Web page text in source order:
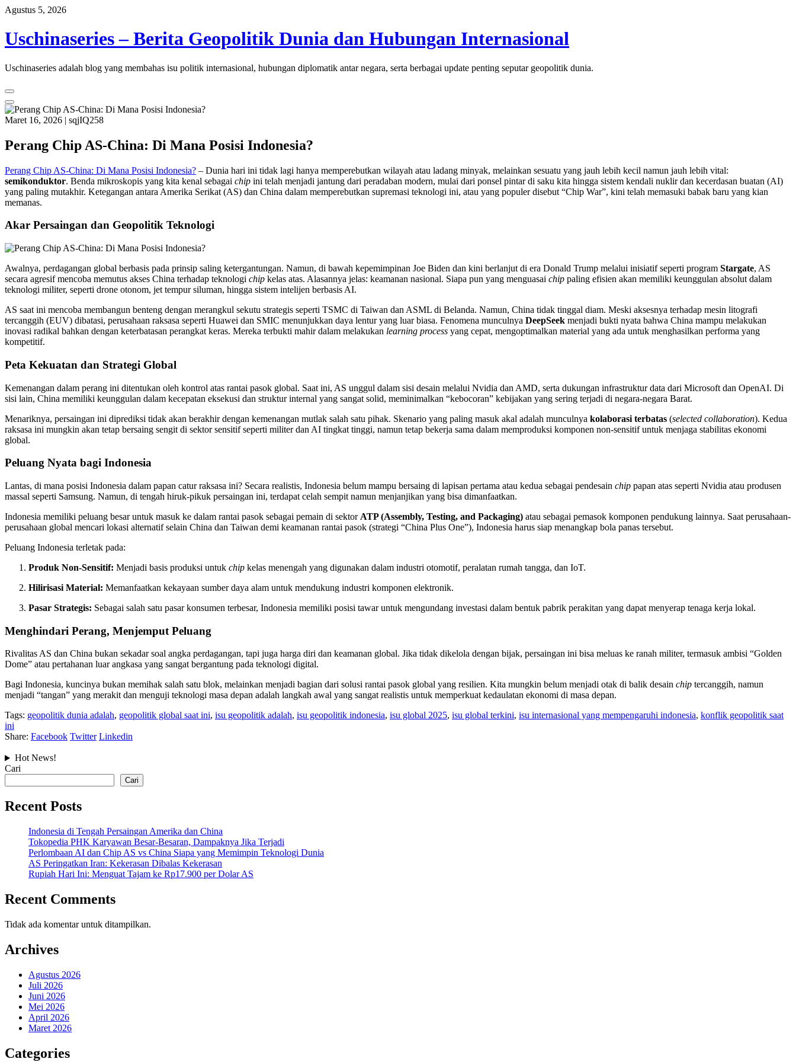
Skip
content
Agustus 5, 2026
Uschinaseries – Berita Geopolitik Dunia dan Hubungan Internasional
Uschinaseries adalah blog yang membahas isu politik internasional, hubungan diplomatik antar negara, serta berbagai update penting seputar geopolitik dunia.
Maret 16, 2026 | sqjIQ258
Perang Chip AS-China: Di Mana Posisi Indonesia?
Perang Chip AS-China: Di Mana Posisi Indonesia? – Dunia hari ini tidak lagi hanya memperebutkan wilayah atau ladang minyak, melainkan sesuatu yang jauh lebih kecil namun jauh lebih vital:
semikonduktor. Benda mikroskopis yang kita kenal sebagai chip ini telah menjadi jantung dari peradaban modern, mulai dari ponsel pintar di saku kita hingga sistem kendali nuklir dan kecerdasan buatan (AI)
yang paling mutakhir. Ketegangan antara Amerika Serikat (AS) dan China dalam memperebutkan supremasi teknologi ini, atau yang populer disebut “Chip War”, kini telah memasuki babak baru yang kian
memanas.
Akar Persaingan dan Geopolitik Teknologi
Awalnya, perdagangan global berbasis pada prinsip saling ketergantungan. Namun, di bawah kepemimpinan Joe Biden dan kini berlanjut di era Donald Trump melalui inisiatif seperti program Stargate, AS
secara agresif mencoba memutus akses China terhadap teknologi chip kelas atas. Alasannya jelas: keamanan nasional. Siapa pun yang menguasai chip paling efisien akan memiliki keunggulan absolut dalam
teknologi militer, seperti drone otonom, jet tempur siluman, hingga sistem intelijen berbasis AI.
AS saat ini mencoba membangun benteng dengan merangkul sekutu strategis seperti TSMC di Taiwan dan ASML di Belanda. Namun, China tidak tinggal diam. Meski aksesnya terhadap mesin litografi
tercanggih (EUV) dibatasi, perusahaan raksasa seperti Huawei dan SMIC menunjukkan daya lentur yang luar biasa. Fenomena munculnya DeepSeek menjadi bukti nyata bahwa China mampu melakukan
inovasi radikal bahkan dengan keterbatasan perangkat keras. Mereka terbukti mahir dalam melakukan learning process yang cepat, mengoptimalkan material yang ada untuk menghasilkan performa yang
kompetitif.
Peta Kekuatan dan Strategi Global
Kemenangan dalam perang ini ditentukan oleh kontrol atas rantai pasok global. Saat ini, AS unggul dalam sisi desain melalui Nvidia dan AMD, serta dukungan infrastruktur data dari Microsoft dan OpenAI. Di
sisi lain, China memiliki keunggulan dalam kecepatan eksekusi dan struktur internal yang sangat solid, meminimalkan “kebocoran” kebijakan yang sering terjadi di negara-negara Barat.
Menariknya, persaingan ini diprediksi tidak akan berakhir dengan kemenangan mutlak salah satu pihak. Skenario yang paling masuk akal adalah munculnya kolaborasi terbatas (selected collaboration). Kedua
raksasa ini mungkin akan tetap bersaing sengit di sektor sensitif seperti militer dan AI tingkat tinggi, namun tetap bekerja sama dalam memproduksi komponen non-sensitif untuk menjaga stabilitas ekonomi
global.
Peluang Nyata bagi Indonesia
Lantas, di mana posisi Indonesia dalam papan catur raksasa ini? Secara realistis, Indonesia belum mampu bersaing di lapisan pertama atau kedua sebagai pendesain chip papan atas seperti Nvidia atau produsen
massal seperti Samsung. Namun, di tengah hiruk-pikuk persaingan ini, terdapat celah sempit namun menjanjikan yang bisa dimanfaatkan.
Indonesia memiliki peluang besar untuk masuk ke dalam rantai pasok sebagai pemain di sektor ATP (Assembly, Testing, and Packaging) atau sebagai pemasok komponen pendukung lainnya. Saat perusahaan-
perusahaan global mencari lokasi alternatif selain China dan Taiwan demi keamanan rantai pasok (strategi “China Plus One”), Indonesia harus siap menangkap bola panas tersebut.
Peluang Indonesia terletak pada:
Produk Non-Sensitif: Menjadi basis produksi untuk chip kelas menengah yang digunakan dalam industri otomotif, peralatan rumah tangga, dan IoT.
Hilirisasi Material: Memanfaatkan kekayaan sumber daya alam untuk mendukung industri komponen elektronik.
Pasar Strategis: Sebagai salah satu pasar konsumen terbesar, Indonesia memiliki posisi tawar untuk mengundang investasi dalam bentuk pabrik perakitan yang dapat menyerap tenaga kerja lokal.
Menghindari Perang, Menjemput Peluang
Rivalitas AS dan China bukan sekadar soal angka perdagangan, tapi juga harga diri dan keamanan global. Jika tidak dikelola dengan bijak, persaingan ini bisa meluas ke ranah militer, termasuk ambisi “Golden
Dome” atau pertahanan luar angkasa yang sangat bergantung pada teknologi digital.
Bagi Indonesia, kuncinya bukan memihak salah satu blok, melainkan menjadi bagian dari solusi rantai pasok global yang resilien. Kita mungkin belum menjadi otak di balik desain chip tercanggih, namun
menjadi “tangan” yang merakit dan menguji teknologi masa depan adalah langkah awal yang sangat realistis untuk memperkuat kedaulatan ekonomi di masa depan.
Tags: geopolitik dunia adalah, geopolitik global saat ini, isu geopolitik adalah, isu geopolitik indonesia, isu global 2025, isu global terkini, isu internasional yang mempengaruhi indonesia, konflik geopolitik saat
ini
Share: Facebook Twitter Linkedin
Hot News!
Cari
Cari
Recent Posts
Indonesia di Tengah Persaingan Amerika dan China
Tokopedia PHK Karyawan Besar-Besaran, Dampaknya Jika Terjadi
Perlombaan AI dan Chip AS vs China Siapa yang Memimpin Teknologi Dunia
AS Peringatkan Iran: Kekerasan Dibalas Kekerasan
Rupiah Hari Ini: Menguat Tajam ke Rp17.900 per Dolar AS
Recent Comments
Tidak ada komentar untuk ditampilkan.
Archives
Agustus 2026
Juli 2026
Juni 2026
Mei 2026
April 2026
Maret 2026
Categories